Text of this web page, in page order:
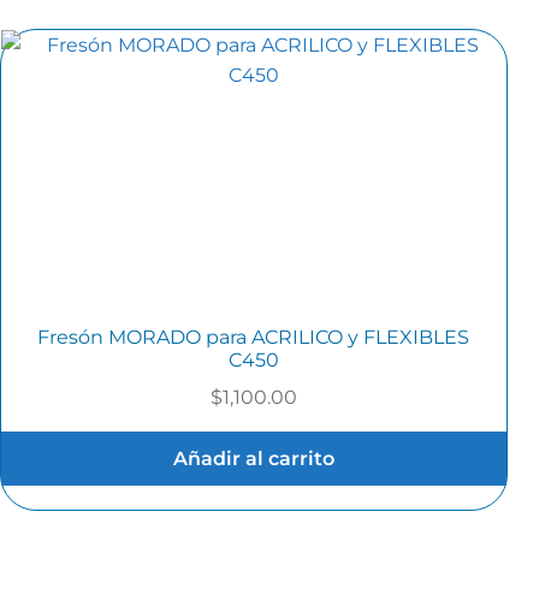
Fresón MORADO para ACRILICO y FLEXIBLES
C450
$1,100.00
Añadir al carrito